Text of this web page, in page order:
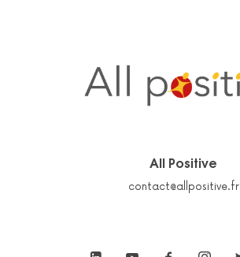
All Positive
contact@allpositive.fr